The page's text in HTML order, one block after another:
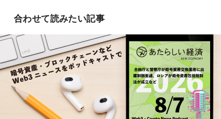
合わせて読みたい記事